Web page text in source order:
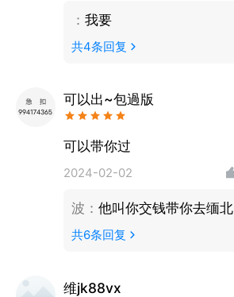
款，理性消费，避免逾期
官方微信：白猫贷
： 我要
共4条回复
可以出~包過版
可以带你过
2024-02-02
波 ： 他叫你交钱带你去缅北
共6条回复
维jk88vx